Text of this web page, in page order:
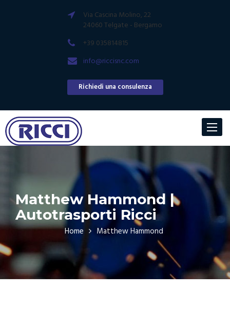
Via Cascina Molino, 22
24060 Telgate - Bergamo
+39 035814815
info@riccisnc.com
Richiedi una consulenza
Toggle
Matthew Hammond |
Autotrasporti Ricci
Home Matthew Hammond